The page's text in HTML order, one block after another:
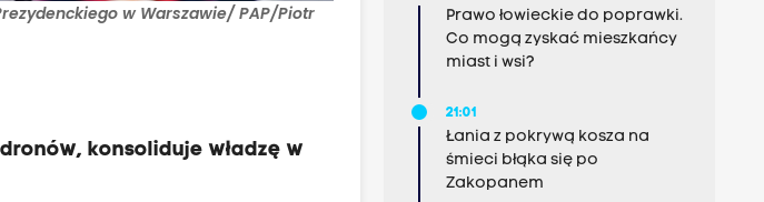
w Warszawie/ PAP/Piotr
konsoliduje władzę w
Prawo łowieckie do poprawki.
Co mogą zyskać mieszkańcy
miast i wsi?
21:01
Łania z pokrywą kosza na
śmieci błąka się po
Zakopanem